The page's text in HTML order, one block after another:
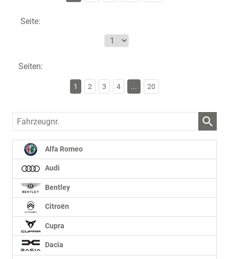
Seite:
Seiten:
1 2 3 4 ... 20
Fahrzeugnr.
Alfa Romeo
Audi
Bentley
Citroën
Cupra
Dacia